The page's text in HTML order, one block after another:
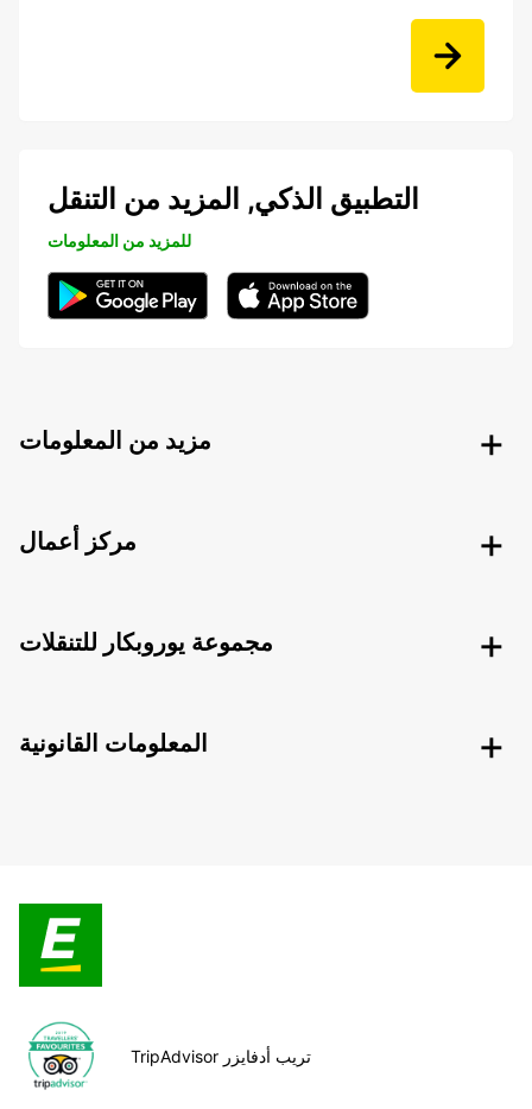
التطبيق الذكي, المزيد من التنقل
للمزيد من المعلومات
مزيد من المعلومات
مركز أعمال
مجموعة يوروبكار للتنقلات
المعلومات القانونية
TripAdvisor تريب أدفايزر